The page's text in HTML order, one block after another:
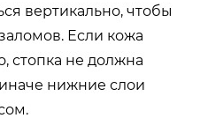
вертикально, чтобы
Если кожа
стопка не должна
нижние слои